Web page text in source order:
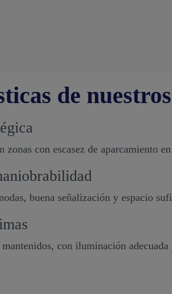
de
zonas con escasez de aparcamiento
buena señalización y espacio
con iluminación